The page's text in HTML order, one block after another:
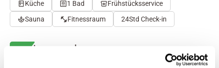
Küche
1 Bad
Frühstücksservice
Sauna
Fitnessraum 24Std Check-in
Herausragend